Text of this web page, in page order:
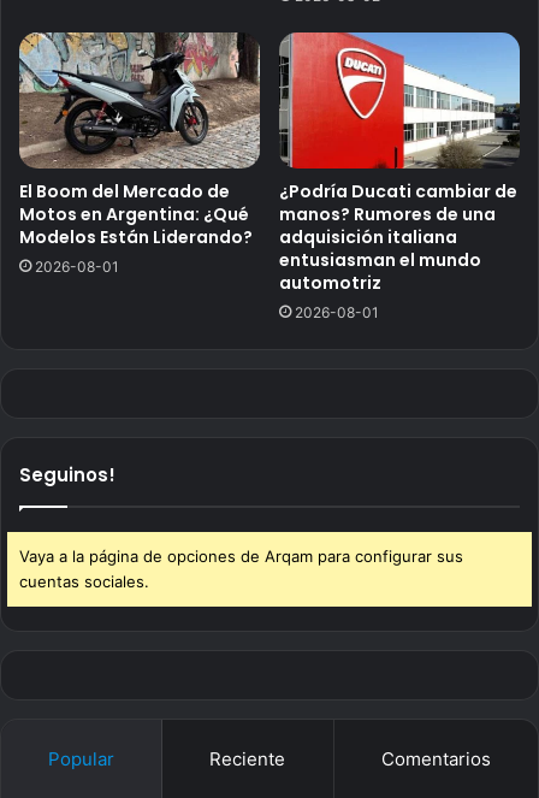
El Boom del Mercado de
Motos en Argentina: ¿Qué
Modelos Están Liderando?
2026-08-01
¿Podría Ducati cambiar de
manos? Rumores de una
adquisición italiana
entusiasman el mundo
automotriz
2026-08-01
Seguinos!
Vaya a la página de opciones de Arqam para configurar sus
cuentas sociales.
Popular Reciente Comentarios